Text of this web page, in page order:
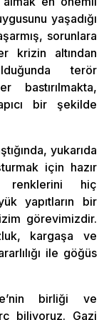
yaşadığı
sorunlara
krizin altından
terör
bastırılmakta,
bir şekilde
yukarıda
için hazır
renklerini hiç
yapıtların bir
görevimizdir.
kargaşa ve
ile göğüs
birliği ve
biliyoruz. Gazi